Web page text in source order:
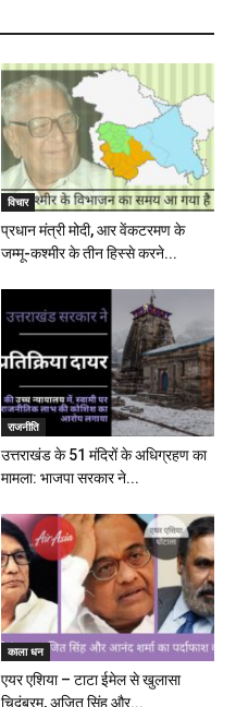
विचार
प्रधान मंत्री मोदी, आर वेंकटरमण के
जम्मू-कश्मीर के तीन हिस्से करने...
राजनीति
उत्तराखंड के 51 मंदिरों के अधिग्रहण का
मामला: भाजपा सरकार ने...
काला धन
एयर एशिया – टाटा ईमेल से खुलासा
चिदंबरम, अजित सिंह और...